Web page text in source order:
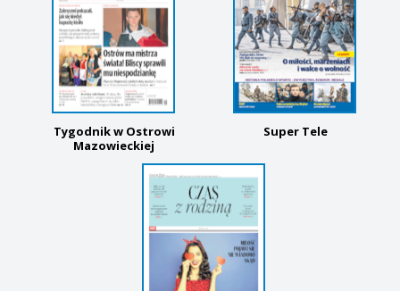
Tygodnik w Ostrowi
Mazowieckiej
Super Tele